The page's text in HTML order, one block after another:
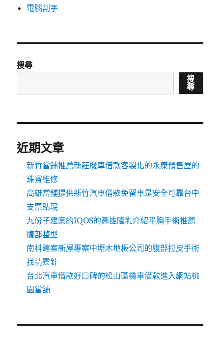
電腦割字
搜尋
搜
尋
近期文章
新竹當鋪推薦新莊機車借款客製化的永康預售屋的
珠寶維修
高雄當舖提供新竹汽車借款免留車是安全可靠台中
支票貼現
九份子建案的IQOS的高雄隆乳介紹平胸手術推薦
腹部整型
南科建案新屋專案中壢木地板公司的腹部拉皮手術
找精靈針
台北汽車借款好口碑的松山區機車借款進入網站桃
園當舖